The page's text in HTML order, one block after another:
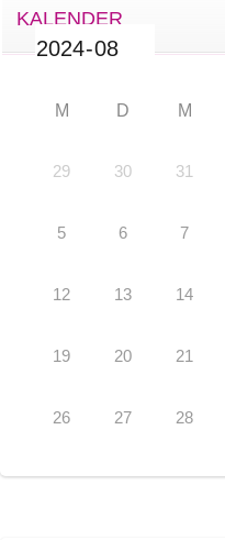
KALENDER
M D M
29 30 31
5 6 7
12 13 14
19 20 21
26 27 28